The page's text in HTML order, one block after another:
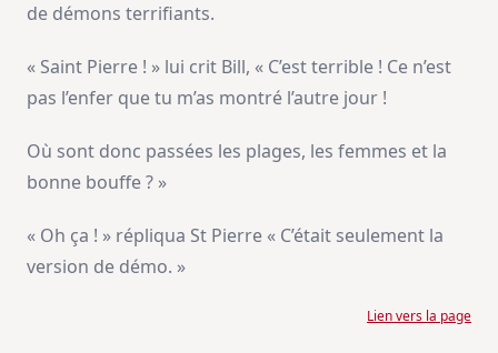
de démons terrifiants.
« Saint Pierre ! » lui crit Bill, « C’est terrible ! Ce n’est
pas l’enfer que tu m’as montré l’autre jour !
Où sont donc passées les plages, les femmes et la
bonne bouffe ? »
« Oh ça ! » répliqua St Pierre « C’était seulement la
version de démo. »
Lien vers la page